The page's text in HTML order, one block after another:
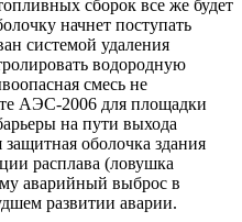
сборок все же будет
начнет поступать
системой удаления
водородную
смесь не
АЭС-2006 для площадки
на пути выхода
оболочка здания
расплава (ловушка
аварийный выброс в
развитии аварии.